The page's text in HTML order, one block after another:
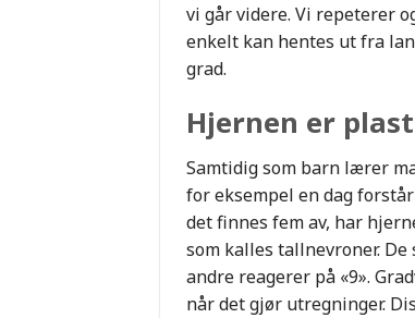
vi går videre. Vi repeterer
enkelt kan hentes ut fra
grad.
Hjernen er
Samtidig som barn lærer
for eksempel en dag
det finnes fem av, har
som kalles tallnevroner.
andre reagerer på «9».
når det gjør utregninger.